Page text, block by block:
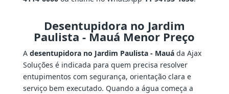
Desentupidora no Jardim
Paulista - Mauá Menor Preço
A desentupidora no Jardim Paulista - Mauáda Ajax
Soluções é indicada para quem precisa resolver
entupimentos com segurança, orientação clara e
serviço bem executado. Quando a água começa a